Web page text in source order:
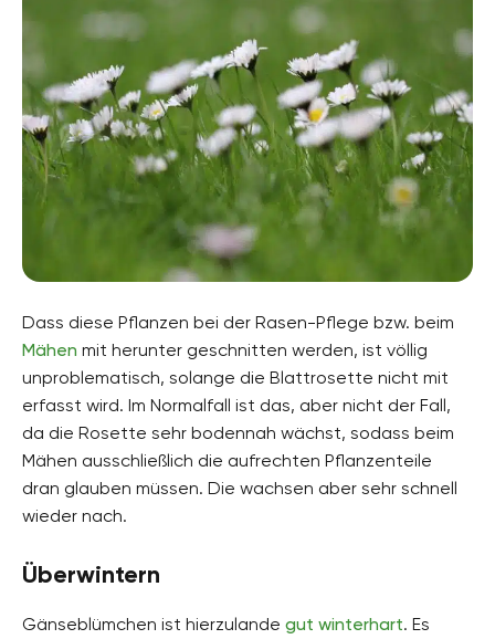
Dass diese Pflanzen bei der Rasen-Pflege bzw. beim
Mähen mit herunter geschnitten werden, ist völlig
unproblematisch, solange die Blattrosette nicht mit
erfasst wird. Im Normalfall ist das, aber nicht der Fall,
da die Rosette sehr bodennah wächst, sodass beim
Mähen ausschließlich die aufrechten Pflanzenteile
dran glauben müssen. Die wachsen aber sehr schnell
wieder nach.
Überwintern
Gänseblümchen ist hierzulande gut winterhart. Es